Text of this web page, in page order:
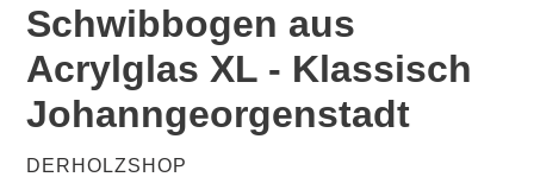
Schwibbogen aus
Acrylglas XL - Klassisch
Johanngeorgenstadt
VERKÄUFER
DERHOLZSHOP